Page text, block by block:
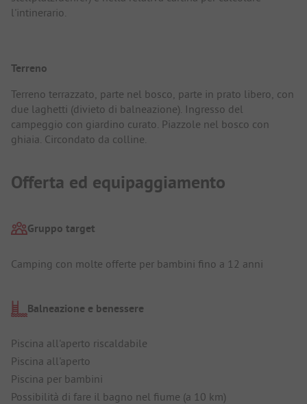
l'intinerario.
Terreno
Terreno terrazzato, parte nel bosco, parte in prato libero, con
due laghetti (divieto di balneazione). Ingresso del
campeggio con giardino curato. Piazzole nel bosco con
ghiaia. Circondato da colline.
Offerta ed equipaggiamento
Gruppo target
Camping con molte offerte per bambini fino a 12 anni
Balneazione e benessere
Piscina all'aperto riscaldabile
Piscina all'aperto
Piscina per bambini
Possibilità di fare il bagno nel fiume (a 10 km)